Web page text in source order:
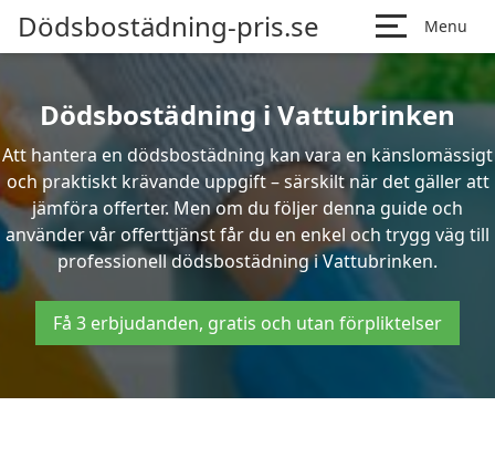
Dödsbostädning-pris.se Menu
Dödsbostädning i Vattubrinken
Att hantera en dödsbostädning kan vara en känslomässigt
och praktiskt krävande uppgift – särskilt när det gäller att
jämföra offerter. Men om du följer denna guide och
använder vår offerttjänst får du en enkel och trygg väg till
professionell dödsbostädning i Vattubrinken.
Få 3 erbjudanden, gratis och utan förpliktelser